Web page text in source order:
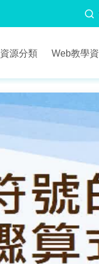
資源分類 Web教學